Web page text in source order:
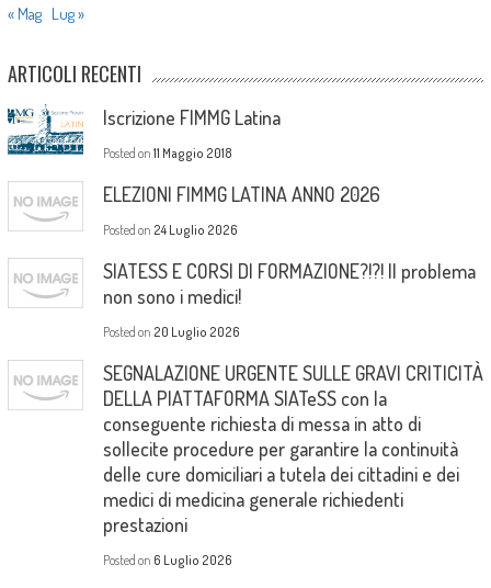
« Mag Lug »
ARTICOLI RECENTI
Iscrizione FIMMG Latina
Posted on 11 Maggio 2018
ELEZIONI FIMMG LATINA ANNO 2026
Posted on 24 Luglio 2026
SIATESS E CORSI DI FORMAZIONE?!?! Il problema
non sono i medici!
Posted on 20 Luglio 2026
SEGNALAZIONE URGENTE SULLE GRAVI CRITICITÀ
DELLA PIATTAFORMA SIATeSS con la
conseguente richiesta di messa in atto di
sollecite procedure per garantire la continuità
delle cure domiciliari a tutela dei cittadini e dei
medici di medicina generale richiedenti
prestazioni
Posted on 6 Luglio 2026